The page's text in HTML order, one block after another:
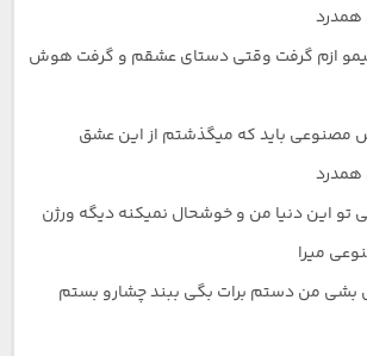
ازم گرفت وقتی دستای عشقم و گرفت هوش
مصنوعی باید که میگذشتم از این عشق
تو این دنیا من و خوشحال نمیکنه دیگه ورژن
میرا
بشی من دستم برات بگی ببند چشارو بستم